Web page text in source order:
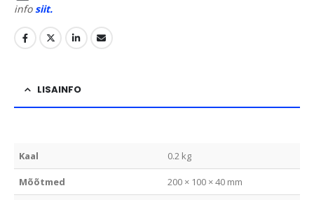
infosiit.
LISAINFO
Kaal 0.2 kg
Mõõtmed 200 × 100 × 40 mm